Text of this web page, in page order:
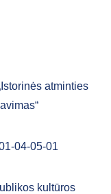
atminties
04-05-01
kultūros